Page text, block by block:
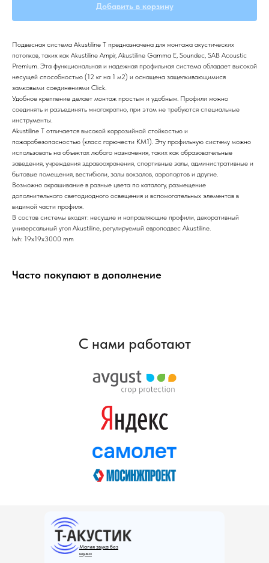
Добавить в корзину
Подвесная система Akustiline Т предназначена для монтажа акустических
потолков, таких как Akustiline Ampir, Akustiline Gamma E, Soundec, SAB Acoustic
Premium. Эта функциональная и надежная профильная система обладает высокой
несущей способностью (12 кг на 1 м2) и оснащена защелкивающимися
замковыми соединениями Click.
Удобное крепление делает монтаж простым и удобным. Профили можно
соединять и разъединять многократно, при этом не требуются специальные
инструменты.
Akustiline Т отличается высокой коррозийной стойкостью и
пожаробезопасностью (класс горючести КМ1). Эту профильную систему можно
использовать на объектах любого назначения, таких как образовательные
заведения, учреждения здравоохранения, спортивные залы, административные и
бытовые помещения, вестибюли, залы вокзалов, аэропортов и другие.
Возможно окрашивание в разные цвета по каталогу, размещение
дополнительного светодиодного освещения и вспомогательных элементов в
видимой части профиля.
В состав системы входят: несущие и направляющие профили, декоративный
универсальный угол Akustiline, регулируемый европодвес Akustiline.
lwh: 19x19x3000 mm
Часто покупают в дополнение
С нами работают
Магия звука без
шума